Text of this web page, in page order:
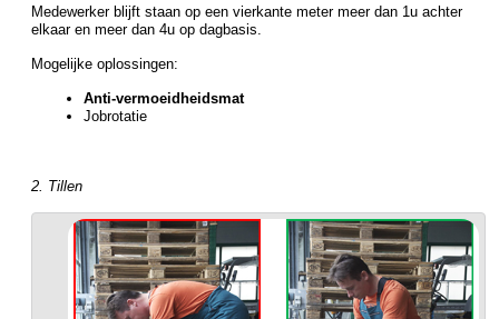
Medewerker blijft staan op een vierkante meter meer dan 1u achter
elkaar en meer dan 4u op dagbasis.
Mogelijke oplossingen:
Anti-vermoeidheidsmat
Jobrotatie
2. Tillen